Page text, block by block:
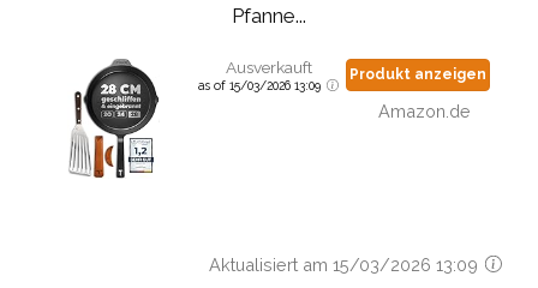
Pfanne...
Ausverkauft
as of 15/03/2026 13:09
Produkt anzeigen
Amazon.de
Aktualisiert am 15/03/2026 13:09